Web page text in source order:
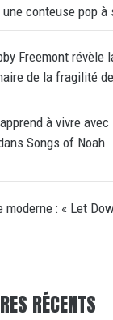
une conteuse pop à
Freemont révèle
de la fragilité
à vivre avec
Songs of Noah
moderne : « Let
RÉCENTS